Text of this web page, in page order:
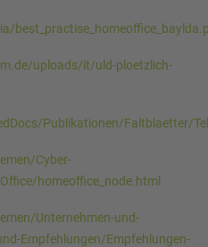
uploads/it/uld-ploetzlich-
Publikationen/Faltblaetter/
Cyber-
homeoffice_node.htm
Unternehmen-und-
Empfehlungen/Empfehlungen-